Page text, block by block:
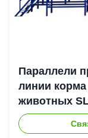
Параллели
линии
животных